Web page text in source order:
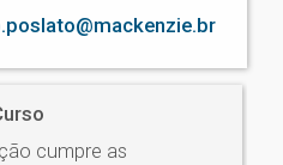
cumpre as